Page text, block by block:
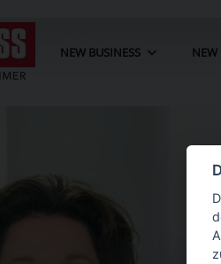
NEW BUSINESS NEW